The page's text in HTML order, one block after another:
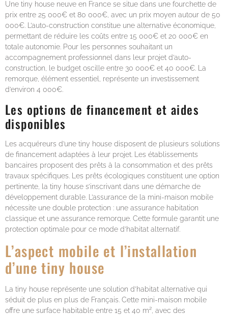
Une tiny house neuve en France se situe dans une fourchette de
prix entre 25 000€ et 80 000€, avec un prix moyen autour de 50
000€. L’auto-construction constitue une alternative économique,
permettant de réduire les coûts entre 15 000€ et 20 000€ en
totale autonomie. Pour les personnes souhaitant un
accompagnement professionnel dans leur projet d’auto-
construction, le budget oscille entre 30 000€ et 40 000€. La
remorque, élément essentiel, représente un investissement
d’environ 4 000€.
Les options de financement et aides
disponibles
Les acquéreurs d’une tiny house disposent de plusieurs solutions
de financement adaptées à leur projet. Les établissements
bancaires proposent des prêts à la consommation et des prêts
travaux spécifiques. Les prêts écologiques constituent une option
pertinente, la tiny house s’inscrivant dans une démarche de
développement durable. L’assurance de la mini-maison mobile
nécessite une double protection : une assurance habitation
classique et une assurance remorque. Cette formule garantit une
protection optimale pour ce mode d’habitat alternatif.
L’aspect mobile et l’installation
d’une tiny house
La tiny house représente une solution d’habitat alternative qui
séduit de plus en plus de Français. Cette mini-maison mobile
offre une surface habitable entre 15 et 40 m², avec des